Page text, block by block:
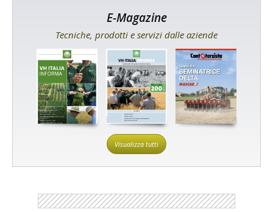
E-Magazine
Tecniche, prodotti e servizi dalle aziende
Visualizza tutti